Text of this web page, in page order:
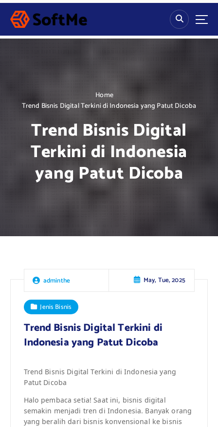
S
p
Home
Trend Bisnis Digital Terkini di Indonesia yang Patut Dicoba
Trend Bisnis Digital
Terkini di Indonesia
yang Patut Dicoba
adminthe May, Tue, 2025
Jenis Bisnis
Trend Bisnis Digital Terkini di
Indonesia yang Patut Dicoba
Trend Bisnis Digital Terkini di Indonesia yang
Patut Dicoba
Halo pembaca setia! Saat ini, bisnis digital
semakin menjadi tren di Indonesia. Banyak orang
yang beralih dari bisnis konvensional ke bisnis